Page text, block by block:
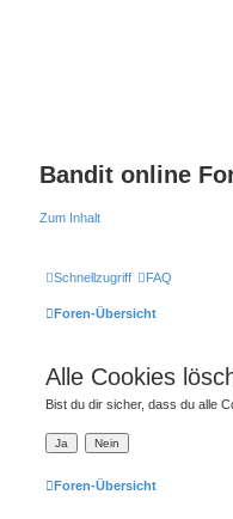
Bandit online
Zum Inhalt
Schnellzugriff FAQ
Foren-Übersicht
Alle Cookies
Bist du dir sicher, dass du alle
Foren-Übersicht